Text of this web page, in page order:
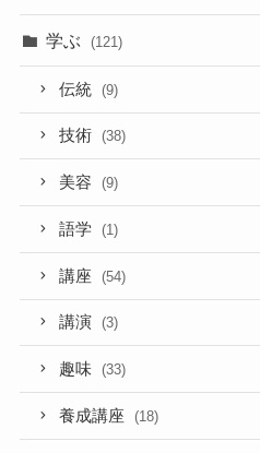
学ぶ (121)
伝統 (9)
技術 (38)
美容 (9)
語学 (1)
講座 (54)
講演 (3)
趣味 (33)
養成講座 (18)